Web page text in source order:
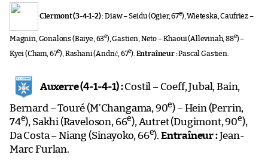
Clermont (3-4-1-2) :Diaw – Seidu (Ogier, 67e), Wieteska, Caufriez –
Magnin, Gonalons (Baiye, 63e), Gastien, Neto – Khaoui (Allevinah, 88e) –
Kyei (Cham, 67e), Rashani (Andrić, 67e). Entraîneur :Pascal Gastien.
Auxerre (4-1-4-1) :Costil – Coeff, Jubal, Bain,
Bernard – Touré (M’Changama, 90e) – Hein (Perrin,
74e), Sakhi (Raveloson, 66e), Autret (Dugimont, 90e),
Da Costa – Niang (Sinayoko, 66e). Entraîneur :Jean-
Marc Furlan.